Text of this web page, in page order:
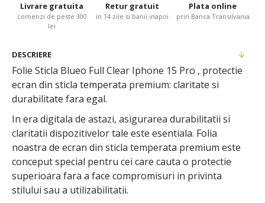
Livrare gratuita
comenzi de peste 300
lei
Retur gratuit
in 14 zile si banii inapoi
Plata online
prin Banca Transilvania
DESCRIERE
Folie Sticla Blueo Full Clear Iphone 15 Pro , protectie
ecran din sticla temperata premium: claritate si
durabilitate fara egal.
In era digitala de astazi, asigurarea durabilitatii si
claritatii dispozitivelor tale este esentiala. Folia
noastra de ecran din sticla temperata premium este
conceput special pentru cei care cauta o protectie
superioara fara a face compromisuri in privinta
stilului sau a utilizabilitatii.